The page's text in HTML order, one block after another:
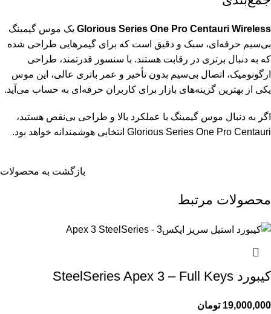
Glorious Series One Pro Centauri Wireless یک موس گیمینگ
بی‌سیم حرفه‌ای، سبک و دقیق است که برای گیمرهایی طراحی شده
که به دنبال برتری در رقابت هستند. با سنسور قدرتمند، طراحی
ارگونومیک، اتصال بی‌سیم بدون تأخیر و عمر باتری عالی، این موس
یکی از بهترین گزینه‌های بازار برای کاربران حرفه‌ای به حساب می‌آید.
اگر به دنبال موس گیمینگ با عملکرد بالا و طراحی بی‌نقص هستید،
Glorious Series One Pro Centauri انتخابی هوشمندانه خواهد بود.
بازگشت به محصولات
محصولات مرتبط
کیبورد SteelSeries Apex 3 – Full Keys
19,000,000 تومان